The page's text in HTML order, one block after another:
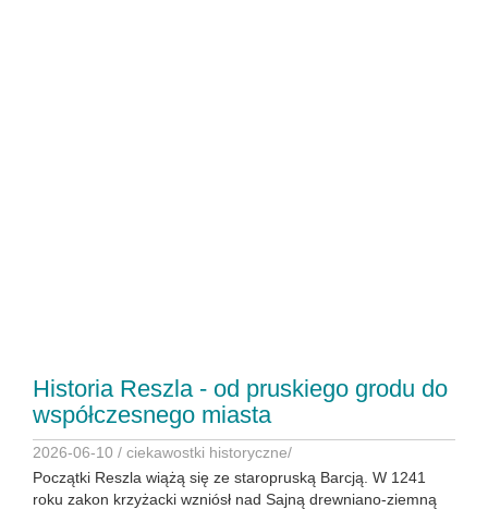
Historia Reszla - od pruskiego grodu do
współczesnego miasta
2026-06-10 / ciekawostki historyczne/
Początki Reszla wiążą się ze staropruską Barcją. W 1241
roku zakon krzyżacki wzniósł nad Sajną drewniano-ziemną